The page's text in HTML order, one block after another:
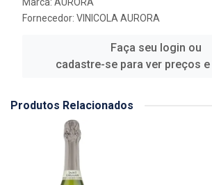
Fornecedor: VINICOLA AURORA
Faça seu login ou
cadastre-se para ver preços
Produtos Relacionados